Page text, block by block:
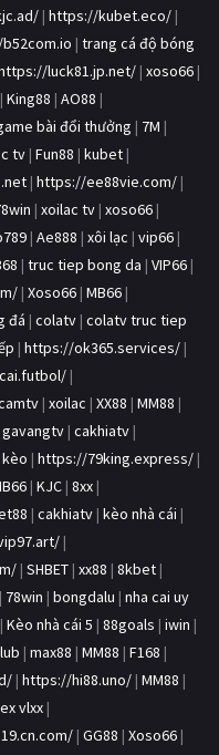
| https://kubet.eco/ |
| trang cá độ bóng
luck81.jp.net/ | xoso66 |
| King88 | AO88 |
bài đổi thưởng | 7M |
tv | Fun88 | kubet |
| https://ee88vie.com/ |
| xoilac tv | xoso66 |
| Ae888 | xôi lạc | vip66 |
| truc tiep bong da | VIP66 |
| Xoso66 | MB66 |
đá | colatv | colatv truc tiep
| https://ok365.services/ |
|
| xoilac | XX88 | MM88 |
gavangtv | cakhiatv |
| https://79king.express/ |
| KJC | 8xx |
| cakhiatv | kèo nhà cái |
|
| SHBET | xx88 | 8kbet |
| 78win | bongdalu | nha cai uy
| Kèo nhà cái 5 | 88goals | iwin |
| max88 | MM88 | F168 |
| https://hi88.uno/ | MM88 |
vlxx |
| GG88 | Xoso66 |